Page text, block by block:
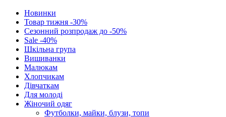
Новинки
Товар тижня -30%
Сезонний розпродаж до -50%
Sale -40%
Шкільна група
Вишиванки
Малюкам
Хлопчикам
Дівчаткам
Для молоді
Жіночий одяг
Футболки, майки, блузи, топи